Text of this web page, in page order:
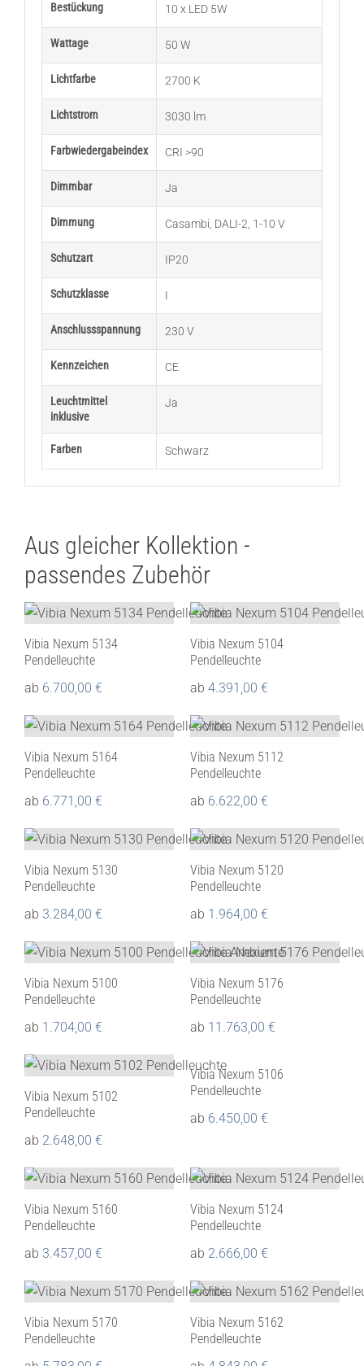
Bestückung 10 x LED 5W
Wattage 50 W
Lichtfarbe 2700 K
Lichtstrom 3030 lm
Farbwiedergabeindex CRI >90
Dimmbar Ja
Dimmung Casambi DALI-2 1-10 V
Schutzart IP20
Schutzklasse I
Anschlussspannung 230 V
Kennzeichen CE
Leuchtmittel
inklusive
Ja
Farben Schwarz
Aus gleicher Kollektion -
passendes Zubehör
Vibia Nexum 5134
Pendelleuchte
ab 6.700,00 €
Vibia Nexum 5104
Pendelleuchte
ab 4.391,00 €
Vibia Nexum 5164
Pendelleuchte
ab 6.771,00 €
Vibia Nexum 5112
Pendelleuchte
ab 6.622,00 €
Vibia Nexum 5130
Pendelleuchte
ab 3.284,00 €
Vibia Nexum 5120
Pendelleuchte
ab 1.964,00 €
Vibia Nexum 5100
Pendelleuchte
ab 1.704,00 €
Vibia Nexum 5176
Pendelleuchte
ab 11.763,00 €
Vibia Nexum 5102
Pendelleuchte
ab 2.648,00 €
Vibia Nexum 5106
Pendelleuchte
ab 6.450,00 €
Vibia Nexum 5160
Pendelleuchte
ab 3.457,00 €
Vibia Nexum 5124
Pendelleuchte
ab 2.666,00 €
Vibia Nexum 5170
Pendelleuchte
Vibia Nexum 5162
Pendelleuchte